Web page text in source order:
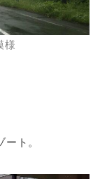
様
ト。